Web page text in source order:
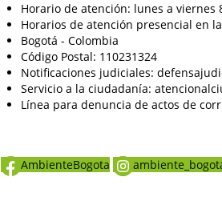
Horario de atención: lunes a viernes
Horarios de atención presencial en
Bogotá - Colombia
Código Postal: 110231324
Notificaciones judiciales:
Servicio a la ciudadanía:
Línea para denuncia de actos de
AmbienteBogota